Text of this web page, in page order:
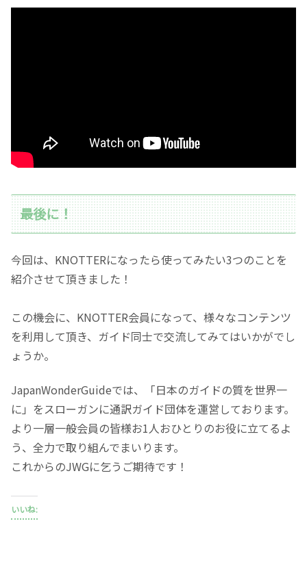
最後に！
今回は、KNOTTERになったら使ってみたい3つのことを
紹介させて頂きました！
この機会に、KNOTTER会員になって、様々なコンテンツ
を利用して頂き、ガイド同士で交流してみてはいかがでし
ょうか。
JapanWonderGuideでは、「日本のガイドの質を世界一
に」をスローガンに通訳ガイド団体を運営しております。
より一層一般会員の皆様お1人おひとりのお役に立てるよ
う、全力で取り組んでまいります。
これからのJWGに乞うご期待です！
いいね: